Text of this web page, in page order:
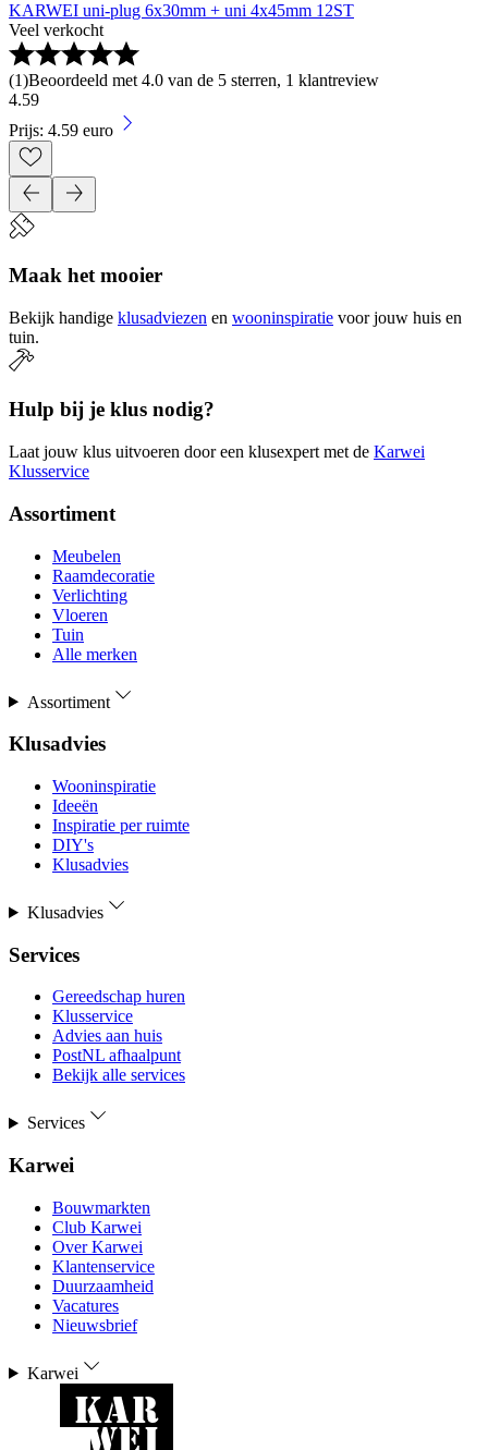
KARWEI uni-plug 6x30mm + uni 4x45mm 12ST
Veel verkocht
(1)Beoordeeld met 4.0 van de 5 sterren, 1 klantreview
4.59
Prijs: 4.59 euro
Maak het mooier
Bekijk handige klusadviezen en wooninspiratie voor jouw huis en
tuin.
Hulp bij je klus nodig?
Laat jouw klus uitvoeren door een klusexpert met de Karwei
Klusservice
Assortiment
Meubelen
Raamdecoratie
Verlichting
Vloeren
Tuin
Alle merken
Assortiment
Klusadvies
Wooninspiratie
Ideeën
Inspiratie per ruimte
DIY's
Klusadvies
Klusadvies
Services
Gereedschap huren
Klusservice
Advies aan huis
PostNL afhaalpunt
Bekijk alle services
Services
Karwei
Bouwmarkten
Club Karwei
Over Karwei
Klantenservice
Duurzaamheid
Vacatures
Nieuwsbrief
Karwei